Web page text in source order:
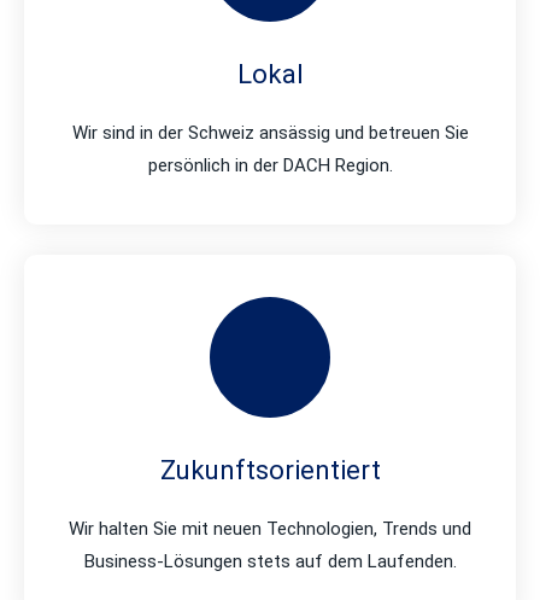
Lokal
Wir sind in der Schweiz ansässig und betreuen Sie
persönlich in der DACH Region.
Zukunftsorientiert
Wir halten Sie mit neuen Technologien, Trends und
Business-Lösungen stets auf dem Laufenden.